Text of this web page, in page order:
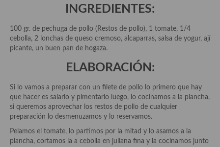
Hierbas aromáticas
Mojos y pastas
Aperitivos
Bebidas
INGREDIENTES:
100 gr. de pechuga de pollo (Restos de pollo), 1 tomate, 1/4
cebolla, 2 lonchas de queso cremoso, alcaparras, salsa de yogur, ají
picante, un buen pan de hogaza.
ELABORACIÓN:
Si lo vamos a preparar con un filete de pollo lo primero que hay
que hacer es salarlo y pimentarlo luego, lo cocinamos a la plancha,
si queremos aprovechar los restos de pollo de cualquier
preparación lo desmenuzamos y lo reservamos.
Pelamos el tomate, lo partimos por la mitad y lo asamos a la
plancha, cortamos la a cebolla en juliana fina y la cocinamos junto